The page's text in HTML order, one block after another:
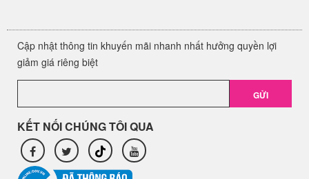
Cập nhật thông tin khuyến mãi nhanh nhất hưởng quyền lợi
giảm giá riêng biệt
GỬI
KẾT NỐI CHÚNG TÔI QUA